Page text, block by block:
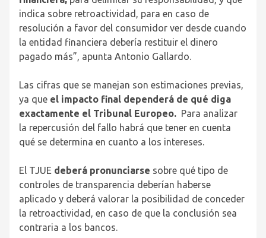
indica sobre retroactividad, para en caso de
resolución a favor del consumidor ver desde cuando
la entidad financiera debería restituir el dinero
pagado más”, apunta Antonio Gallardo.
Las cifras que se manejan son estimaciones previas,
ya que el impacto final dependerá de qué diga
exactamente el Tribunal Europeo. Para analizar
la repercusión del fallo habrá que tener en cuenta
qué se determina en cuanto a los intereses.
El TJUE deberá pronunciarse sobre qué tipo de
controles de transparencia deberían haberse
aplicado y deberá valorar la posibilidad de conceder
la retroactividad, en caso de que la conclusión sea
contraria a los bancos.